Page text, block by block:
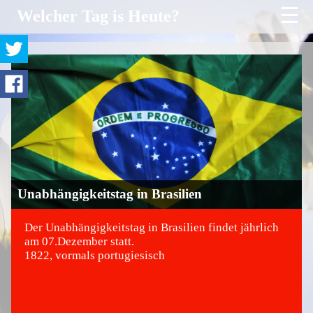
Welcher Tag is Heute? ☰
Unabhängigkeitstag in Brasilien
Der Unabhängigkeitstag in Brasilien findet jährlich
am 07.Dezember statt.
1822, vormals portugiesisch